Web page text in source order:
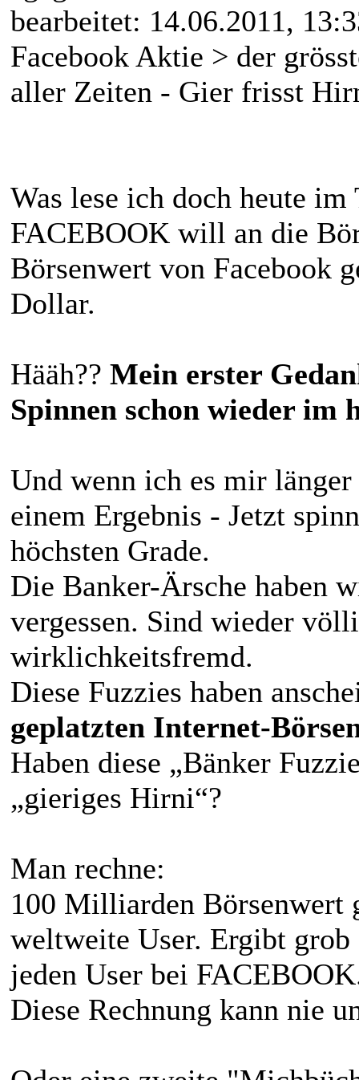
bearbeitet: 14.06.2011,
Facebook Aktie > der
aller Zeiten - Gier frisst
Was lese ich doch heute im
FACEBOOK will an die
Börsenwert von Facebook
Dollar.
Hääh?? Mein erster
Spinnen schon wieder im
Und wenn ich es mir
einem Ergebnis - Jetzt
höchsten Grade.
Die Banker-Ärsche haben
vergessen. Sind wieder
wirklichkeitsfremd.
Diese Fuzzies haben
geplatzten Internet-
Haben diese „Bänker
„gieriges Hirni“?
Man rechne:
100 Milliarden
weltweite User. Ergibt
jeden User bei
Diese Rechnung kann nie